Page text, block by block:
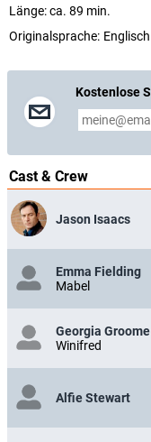
Länge: ca. 89 min.
Originalsprache: Englisch
Kostenlose
Cast & Crew
Jason Isaacs
Emma Fielding
Mabel
Georgia Groome
Winifred
Alfie Stewart